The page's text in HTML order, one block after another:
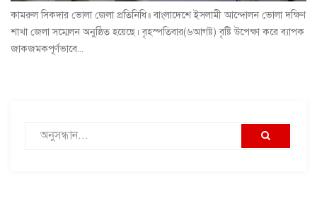
কামরুল সিকদার ভোলা জেলা প্রতিনিধি॥ বাংলাদেশে ইসলামী আন্দোলন ভোলা দক্ষিণ
শাখা জেলা সম্মেলন অনুষ্ঠিত হয়েছে। বৃহস্পতিবার(৬আগষ্ট) বৃষ্টি উপেক্ষা করে ব্যাপক
জাকজমকপূর্ণভাবে...